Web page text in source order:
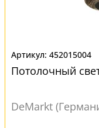
452015004
Потолочный
DeMarkt